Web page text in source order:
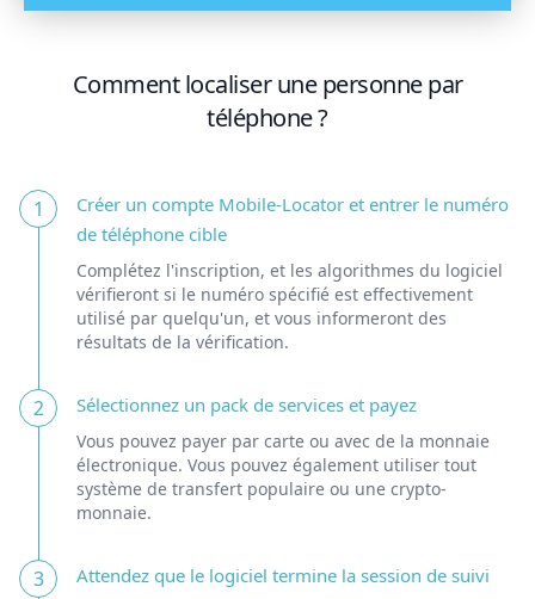
Comment localiser une personne par
téléphone ?
1
Créer un compte Mobile-Locator et entrer le numéro
de téléphone cible
Complétez l'inscription, et les algorithmes du logiciel
vérifieront si le numéro spécifié est effectivement
utilisé par quelqu'un, et vous informeront des
résultats de la vérification.
2 Sélectionnez un pack de services et payez
Vous pouvez payer par carte ou avec de la monnaie
électronique. Vous pouvez également utiliser tout
système de transfert populaire ou une crypto-
monnaie.
3 Attendez que le logiciel termine la session de suivi